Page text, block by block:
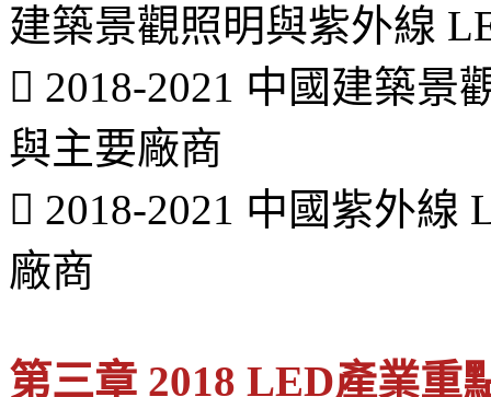
建築景觀照明與紫外線
 2018-2021 中國建築景
與主要廠商
 2018-2021 中國紫外線
廠商
第三章 2018 LED產業重